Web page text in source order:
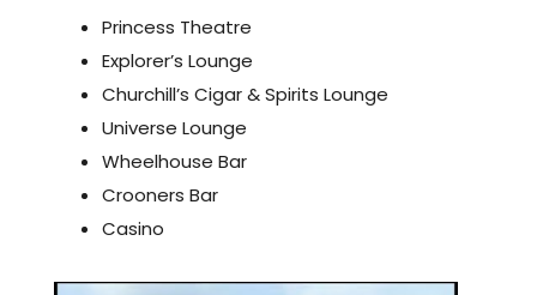
Princess Theatre
Explorer’s Lounge
Churchill’s Cigar & Spirits Lounge
Universe Lounge
Wheelhouse Bar
Crooners Bar
Casino